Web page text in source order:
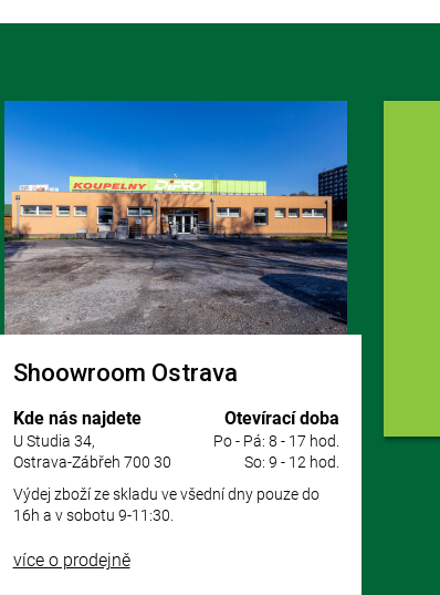
Shoowroom Ostrava
Kde nás najdete
U Studia 34,
Ostrava-Zábřeh 700 30
Otevírací doba
Po - Pá: 8 - 17 hod.
So: 9 - 12 hod.
Výdej zboží ze skladu ve všední dny pouze do
16h a v sobotu 9-11:30.
více o prodejně